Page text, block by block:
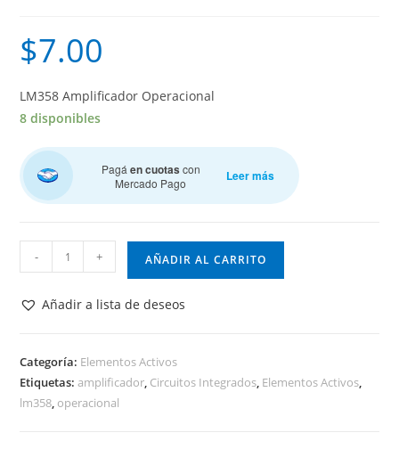
$7.00
LM358 Amplificador Operacional
8 disponibles
Pagáen cuotas con
Mercado Pago
Leer más
Amplificador
Operacional
- + AÑADIR AL CARRITO
Añadir a lista de deseos
Categoría: Elementos Activos
Etiquetas:amplificador, Circuitos Integrados, Elementos Activos,
lm358, operacional